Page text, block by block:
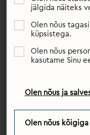
jälgida näiteks
Olen nõus
küpsistega.
Olen nõus
kasutame Sinu
Olen nõus ja
Olen nõus kõigiga